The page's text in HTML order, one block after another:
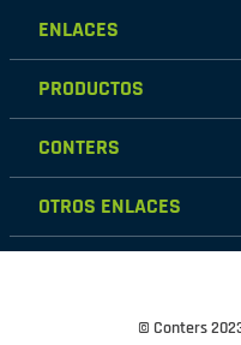
ENLACES
Mujer
Hombre
PRODUCTOS
Calzados
Zapatillas
CONTERS
Nosotros
Contáctanos
Tiendas
OTROS ENLACES
Políticas de
© Conters